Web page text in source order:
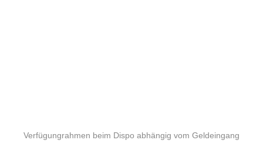
Verfügungrahmen beim Dispo abhängig vom Geldeingang